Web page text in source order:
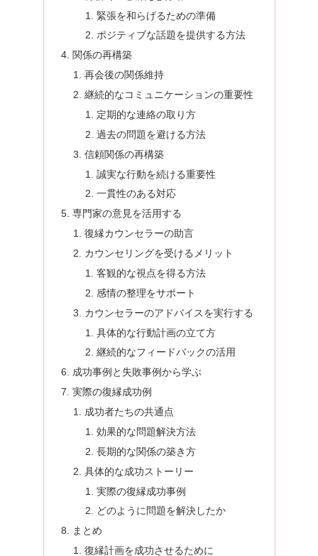
緊張を和らげるための準備
ポジティブな話題を提供する方法
関係の再構築
再会後の関係維持
継続的なコミュニケーションの重要性
定期的な連絡の取り方
過去の問題を避ける方法
信頼関係の再構築
誠実な行動を続ける重要性
一貫性のある対応
専門家の意見を活用する
復縁カウンセラーの助言
カウンセリングを受けるメリット
客観的な視点を得る方法
感情の整理をサポート
カウンセラーのアドバイスを実行する
具体的な行動計画の立て方
継続的なフィードバックの活用
成功事例と失敗事例から学ぶ
実際の復縁成功例
成功者たちの共通点
効果的な問題解決方法
長期的な関係の築き方
具体的な成功ストーリー
実際の復縁成功事例
どのように問題を解決したか
まとめ
復縁計画を成功させるために